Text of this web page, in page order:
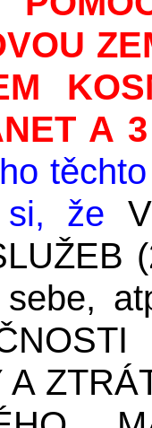
A
si, že
A